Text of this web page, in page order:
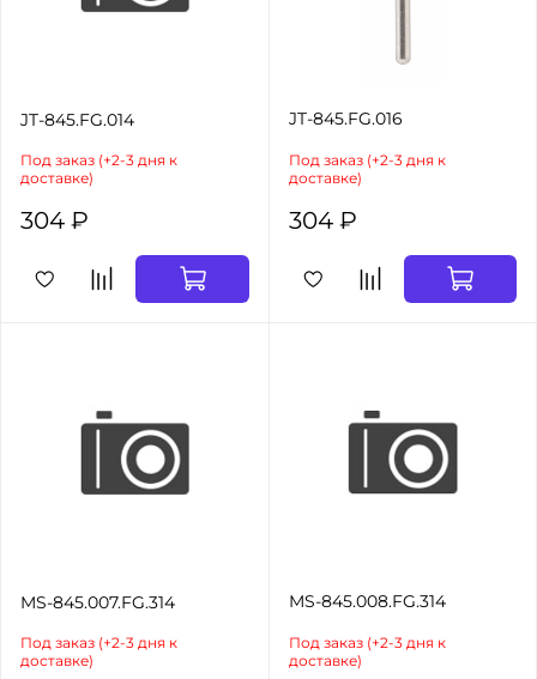
JT-845.FG.014
Под заказ (+2-3 дня к
доставке)
304 ₽
JT-845.FG.016
Под заказ (+2-3 дня к
доставке)
304 ₽
MS-845.007.FG.314
Под заказ (+2-3 дня к
доставке)
MS-845.008.FG.314
Под заказ (+2-3 дня к
доставке)